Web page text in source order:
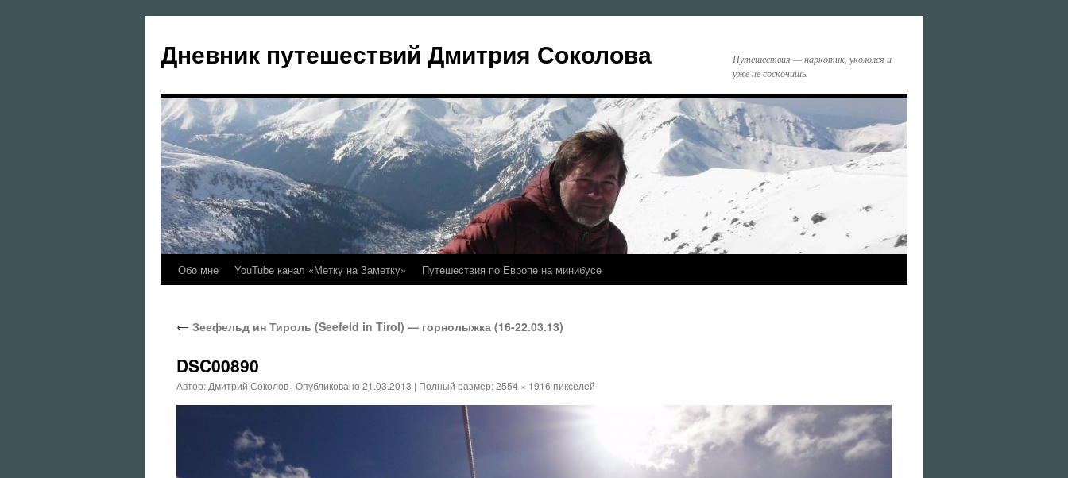
содержимому
Дневник путешествий Дмитрия Соколова
Путешествия — наркотик, укололся и
уже не соскочишь.
Обо мне YouTube канал «Метку на Заметку» Путешествия по Европе на минибусе
← Зеефельд ин Тироль (Seefeld in Tirol) — горнолыжка (16-22.03.13)
DSC00890
Автор: Дмитрий Соколов | Опубликовано 21.03.2013 | Полный размер:2554 × 1916 пикселей